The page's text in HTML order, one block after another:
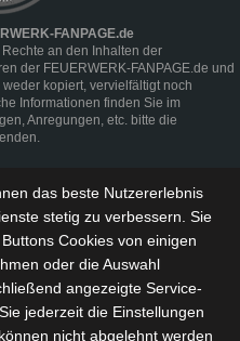
FANPAGE.de
an den Inhalten der
der FEUERWERK-FANPAGE.de und
kopiert, vervielfältigt noch
Informationen finden Sie im
Anregungen, etc. bitte die
das beste Nutzererlebnis
stetig zu verbessern . Sie
Cookies von einigen
oder die Auswahl
angezeigte Service-
jederzeit die Einstellungen
nicht abgelehnt werden